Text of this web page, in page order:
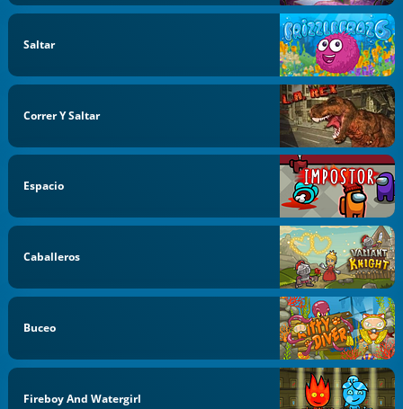
Saltar
Correr Y Saltar
Espacio
Caballeros
Buceo
Fireboy And Watergirl